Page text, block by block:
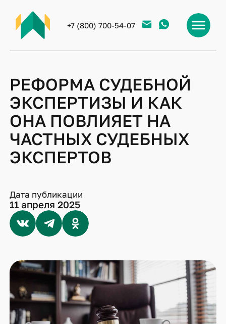
+7 (800) 700-54-07
РЕФОРМА СУДЕБНОЙ
ЭКСПЕРТИЗЫ И КАК
ОНА ПОВЛИЯЕТ НА
ЧАСТНЫХ СУДЕБНЫХ
ЭКСПЕРТОВ
Дата публикации
11 апреля 2025